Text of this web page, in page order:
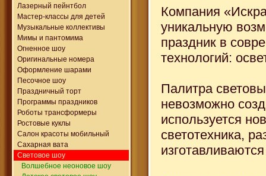
Лазерный пейнтбол
Мастер-классы для детей
Музыкальные коллективы
Мимы и пантомима
Огненное шоу
Оригинальные номера
Оформление шарами
Песочное шоу
Праздничный торт
Программы праздников
Роботы трансформеры
Ростовые куклы
Салон красоты мобильный
Сахарная вата
Световое шоу
Волшебное неоновое шоу
Компания
уникальную
праздник в
технологий:
Палитра
невозможно
используется
светотехника,